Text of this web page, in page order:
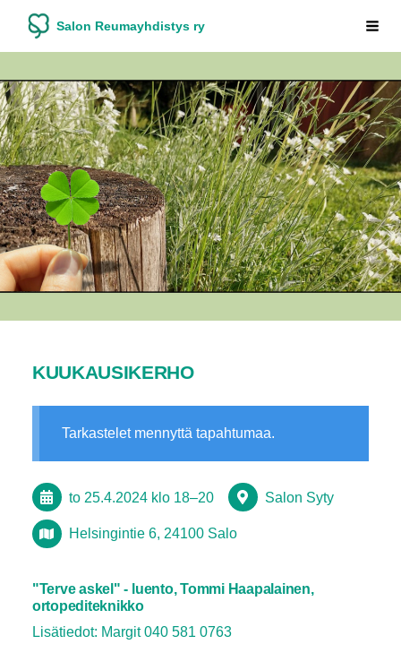
Siirry
sivun
Salon Reumayhdistys ry
KUUKAUSIKERHO
Tarkastelet mennyttä tapahtumaa.
to 25.4.2024 klo 18–20 Salon Syty
Helsingintie 6, 24100 Salo
"Terve askel" - luento, Tommi Haapalainen,
ortopediteknikko
Lisätiedot: Margit 040 581 0763